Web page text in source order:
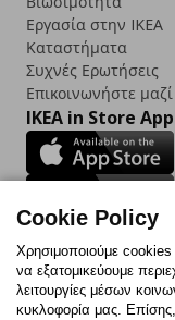
Εργασία στην IKEA
Καταστήματα
Συχνές Ερωτήσεις
Επικοινωνήστε
IKEA in Store
Follow us:
FacebookInstagram
Cookie Policy
Χρησιμοποιούμε
να εξατομικεύουμε
λειτουργίες μέσων
κυκλοφορία μας.